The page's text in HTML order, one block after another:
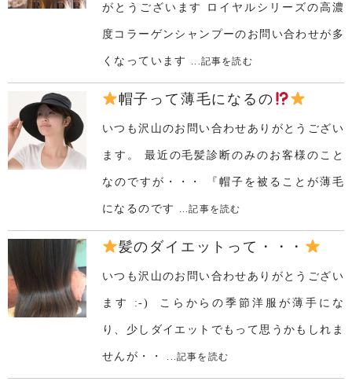
がとうございます ロイヤルシリーズの高濃
度コラーゲンシャンプーのお問い合わせが多
くなっています ...記事を読む
帽子って薄毛になるの
いつも沢山のお問い合わせありがとうござい
ます。 最近の毛髪診断のみのお客様のこと
なのですが・・・ 『帽子を被ることが薄毛
になるのです ...記事を読む
髪のダイエットって・・・
いつも沢山のお問い合わせありがとうござい
ます :-) こらからの季節洋服が薄手にな
り、少しダイエットでもって思うかもしれま
せんが・・ ...記事を読む